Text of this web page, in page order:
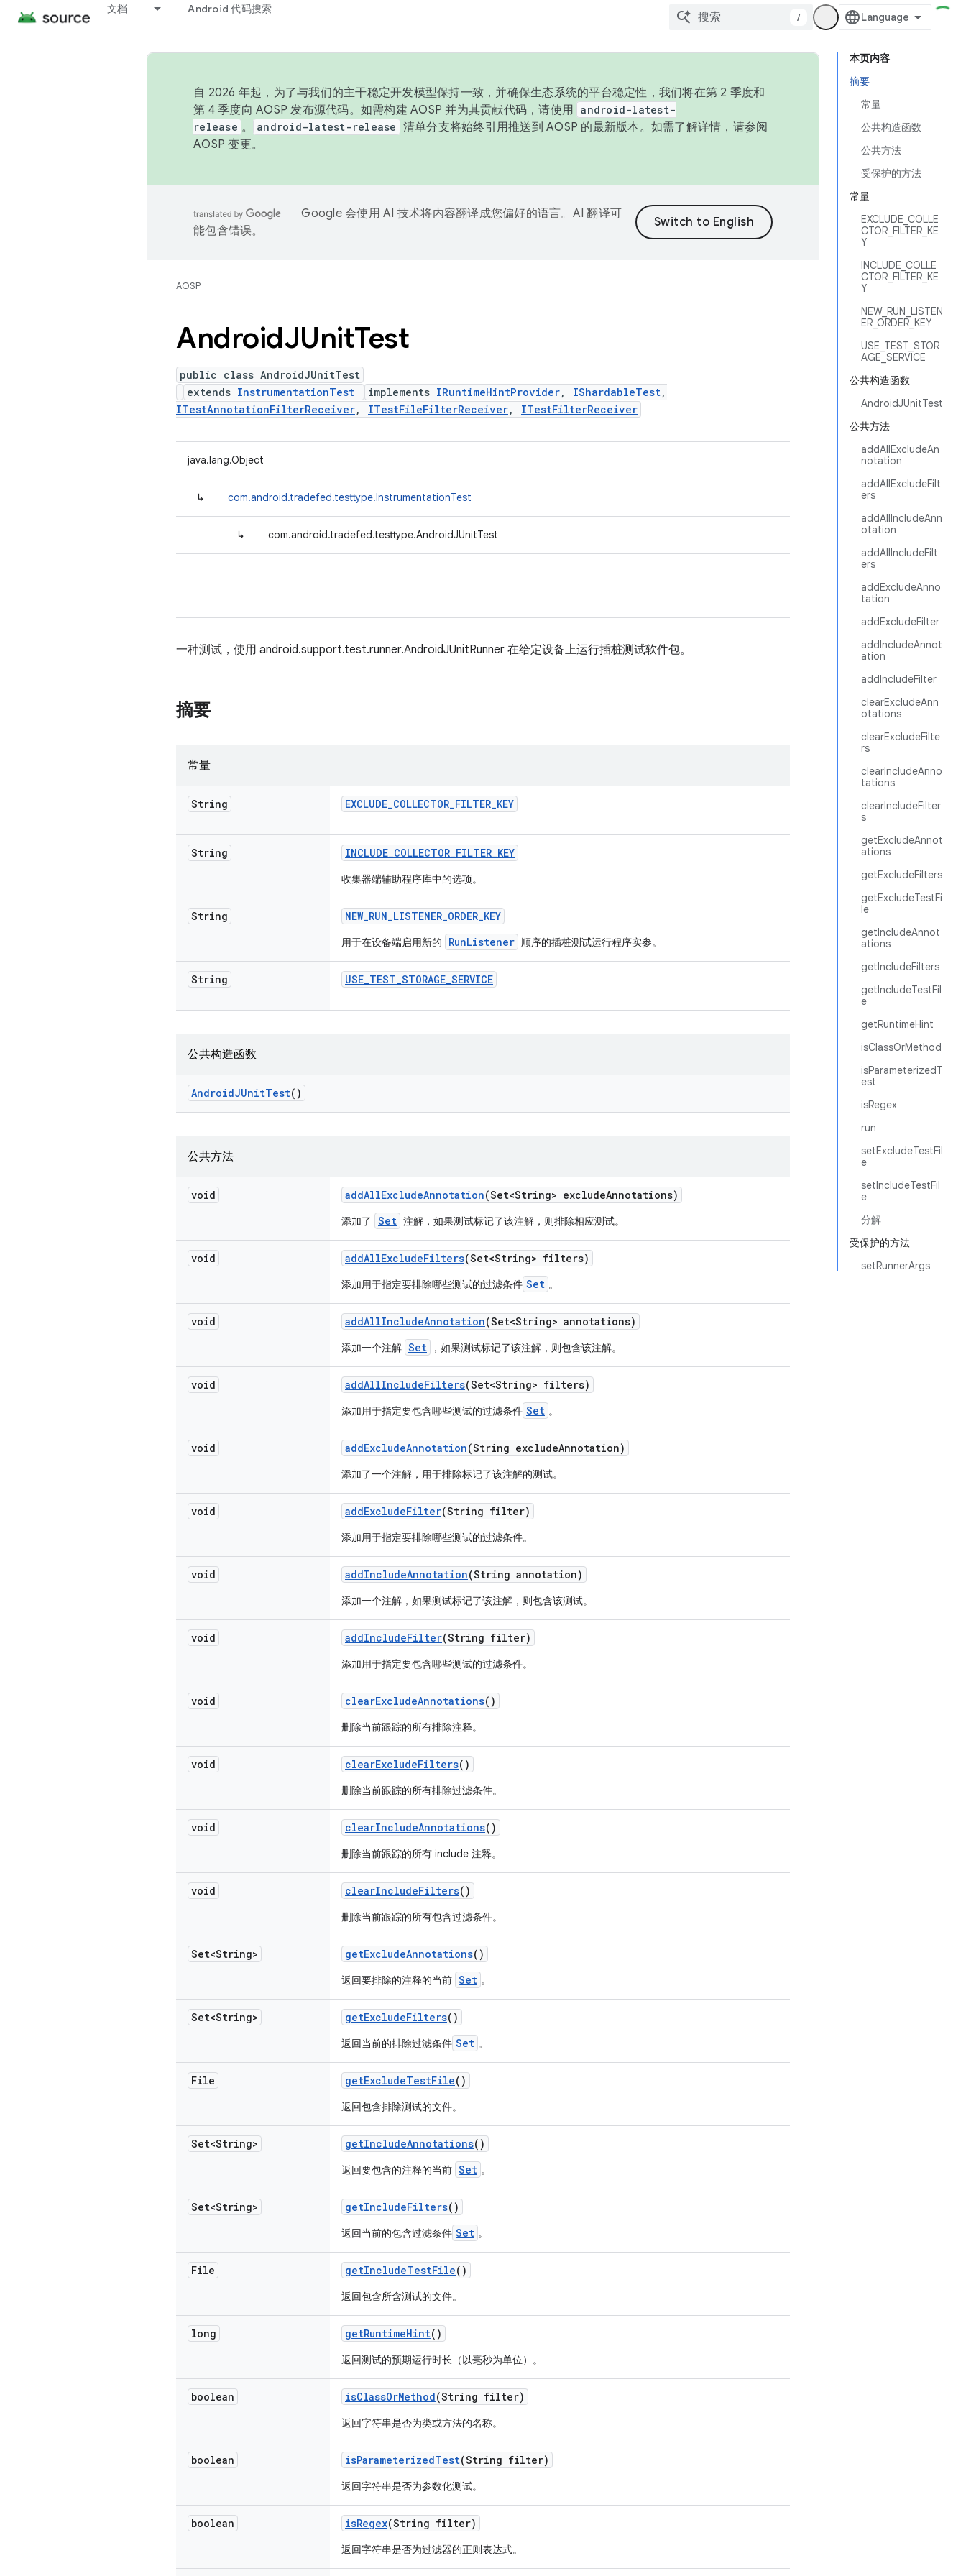
文档 Android 代码搜索
/
本页内容
摘要
常量
公共构造函数
公共方法
受保护的方法
常量
EXCLUDE_COLLE
CTOR_FILTER_KE
Y
INCLUDE_COLLE
CTOR_FILTER_KE
Y
NEW_RUN_LISTEN
ER_ORDER_KEY
USE_TEST_STOR
AGE_SERVICE
公共构造函数
AndroidJUnitTest
公共方法
addAllExcludeAn
notation
addAllExcludeFilt
ers
addAllIncludeAnn
otation
addAllIncludeFilt
ers
addExcludeAnno
tation
addExcludeFilter
addIncludeAnnot
ation
addIncludeFilter
clearExcludeAnn
otations
clearExcludeFilte
rs
clearIncludeAnno
tations
clearIncludeFilter
s
getExcludeAnnot
ations
getExcludeFilters
getExcludeTestFi
le
getIncludeAnnot
ations
getIncludeFilters
getIncludeTestFil
e
getRuntimeHint
isClassOrMethod
isParameterizedT
est
isRegex
run
setExcludeTestFil
e
setIncludeTestFil
e
分解
受保护的方法
setRunnerArgs
自 2026 年起，为了与我们的主干稳定开发模型保持一致，并确保生态系统的平台稳定性，我们将在第 2 季度和
第 4 季度向 AOSP 发布源代码。如需构建 AOSP 并为其贡献代码，请使用 android-latest-
release 。 android-latest-release 清单分支将始终引用推送到 AOSP 的最新版本。如需了解详情，请参阅
AOSP 变更。
Google 会使用 AI 技术将内容翻译成您偏好的语言。AI 翻译可
能包含错误。
AOSP
AndroidJUnitTest
public class AndroidJUnitTest
extends InstrumentationTest implements IRuntimeHintProvider, IShardableTest,
ITestAnnotationFilterReceiver, ITestFileFilterReceiver, ITestFilterReceiver
java.lang.Object
↳ com.android.tradefed.testtype.InstrumentationTest
↳ com.android.tradefed.testtype.AndroidJUnitTest
一种测试，使用 android.support.test.runner.AndroidJUnitRunner 在给定设备上运行插桩测试软件包。
摘要
常量
String EXCLUDE_COLLECTOR_FILTER_KEY
String INCLUDE_COLLECTOR_FILTER_KEY
收集器端辅助程序库中的选项。
String NEW_RUN_LISTENER_ORDER_KEY
用于在设备端启用新的 RunListener 顺序的插桩测试运行程序实参。
String USE_TEST_STORAGE_SERVICE
公共构造函数
AndroidJUnitTest()
公共方法
void addAllExcludeAnnotation(Set<String> excludeAnnotations)
添加了 Set 注解，如果测试标记了该注解，则排除相应测试。
void addAllExcludeFilters(Set<String> filters)
添加用于指定要排除哪些测试的过滤条件 Set 。
void addAllIncludeAnnotation(Set<String> annotations)
添加一个注解 Set ，如果测试标记了该注解，则包含该注解。
void addAllIncludeFilters(Set<String> filters)
添加用于指定要包含哪些测试的过滤条件 Set 。
void addExcludeAnnotation(String excludeAnnotation)
添加了一个注解，用于排除标记了该注解的测试。
void addExcludeFilter(String filter)
添加用于指定要排除哪些测试的过滤条件。
void addIncludeAnnotation(String annotation)
添加一个注解，如果测试标记了该注解，则包含该测试。
void addIncludeFilter(String filter)
添加用于指定要包含哪些测试的过滤条件。
void clearExcludeAnnotations()
删除当前跟踪的所有排除注释。
void clearExcludeFilters()
删除当前跟踪的所有排除过滤条件。
void clearIncludeAnnotations()
删除当前跟踪的所有 include 注释。
void clearIncludeFilters()
删除当前跟踪的所有包含过滤条件。
Set<String> getExcludeAnnotations()
返回要排除的注释的当前 Set 。
Set<String> getExcludeFilters()
返回当前的排除过滤条件 Set 。
File getExcludeTestFile()
返回包含排除测试的文件。
Set<String> getIncludeAnnotations()
返回要包含的注释的当前 Set 。
Set<String> getIncludeFilters()
返回当前的包含过滤条件 Set 。
File getIncludeTestFile()
返回包含所含测试的文件。
long getRuntimeHint()
返回测试的预期运行时长（以毫秒为单位）。
boolean isClassOrMethod(String filter)
返回字符串是否为类或方法的名称。
boolean isParameterizedTest(String filter)
返回字符串是否为参数化测试。
boolean isRegex(String filter)
返回字符串是否为过滤器的正则表达式。